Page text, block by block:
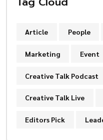
Article People
Marketing Event
Creative Talk Podcast
Creative Talk Live
Editors Pick